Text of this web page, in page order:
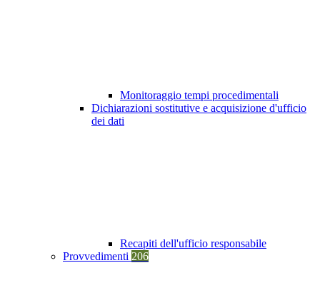
Monitoraggio tempi procedimentali
Dichiarazioni sostitutive e acquisizione d'ufficio
dei dati
Recapiti dell'ufficio responsabile
Provvedimenti 206